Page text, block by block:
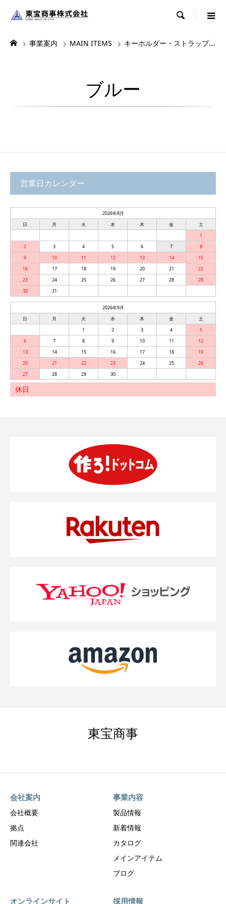

事業案内 MAIN ITEMS キーホルダー・ストラップ・根付
ブルー
営業日カレンダー
2026年8月
日
月 火 水 木 金
土
1
2
3 4 5 6 7
8
9
10 11 12 13 14
15
16
17 18 19 20 21
22
23
24 25 26 27 28
29
30
31
2026年9月
日
月 火 水 木 金
土
1
2 3 4
5
6
7 8 9 10 11
12
13
14 15 16 17 18
19
20
21 22 23 24 25
26
27
28 29 30
休日
東宝商事
会社案内
会社概要
拠点
関連会社
事業内容
製品情報
新着情報
カタログ
メインアイテム
ブログ
オンラインサイト 採用情報